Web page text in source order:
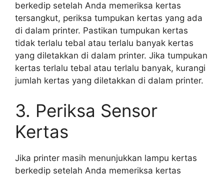
berkedip setelah Anda memeriksa kertas
tersangkut, periksa tumpukan kertas yang ada
di dalam printer. Pastikan tumpukan kertas
tidak terlalu tebal atau terlalu banyak kertas
yang diletakkan di dalam printer. Jika tumpukan
kertas terlalu tebal atau terlalu banyak, kurangi
jumlah kertas yang diletakkan di dalam printer.
3. Periksa Sensor
Kertas
Jika printer masih menunjukkan lampu kertas
berkedip setelah Anda memeriksa kertas